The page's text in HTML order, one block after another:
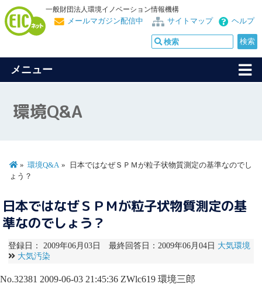
一般財団法人環境イノベーション情報機構
ヘルプ
サイトマップ
メールマガジン配信中
メニュー
環境Q&A
環境Q&A
日本ではなぜＳＰＭが粒子状物質測定の基準なのでし
ょう？
日本ではなぜＳＰＭが粒子状物質測定の基
準なのでしょう？
登録日： 2009年06月03日 最終回答日：2009年06月04日 大気環境
大気汚染
No.32381 2009-06-03 21:45:36 ZWlc619 環境三郎